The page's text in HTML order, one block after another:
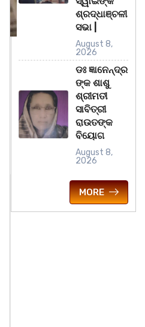
August 8, 2026
ଗାୟକ ଶେଖର
ଜଗନ୍ନାଥ ବେହେରା ଓ
ଗାୟକ ସମ୍ରାଟ ଅଭୟ
ଚରଣ ସ୍ୱାଇଁଙ୍କ
ଶ୍ରଦ୍ଧାଞ୍ଚଳୀ ସଭା |
ବାଣପୁର ବ୍ଲକ ଅନ୍ତର୍ଗତ ନାଚୁଣୀ
ଠାରେ ବାଣପୁର ଭଗବତୀ ମଣ୍ଡଳ
ଶ୍ରଦ୍ଧାଞ୍ଚଳୀ
ସଭା |
August 8,
2026
ଡଃ ଜ୍ଞାନେନ୍ଦ୍ର
ଙ୍କ ଶାଶୁ
ଶ୍ରୀମତୀ
ସାବିତ୍ରୀ
ରାଉତଙ୍କ
ବିୟୋଗ
August 8,
2026
MORE